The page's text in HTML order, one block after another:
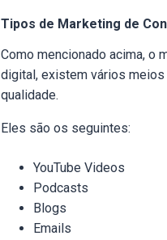
Tipos de Marketing de
Como mencionado acima, o
digital, existem vários
qualidade.
Eles são os seguintes:
YouTube Videos
Podcasts
Blogs
Emails